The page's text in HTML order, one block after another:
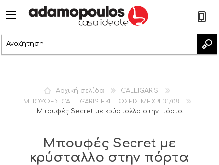
Αρχική σελίδα
CALLIGARIS
ΜΠΟΥΦΕΣ CALLIGARIS ΕΚΠΤΩΣΕΙΣ ΜΕΧΡΙ 31/08
Μπουφές Secret με κρύσταλλο στην πόρτα
Μπουφές Secret με
κρύσταλλο στην πόρτα